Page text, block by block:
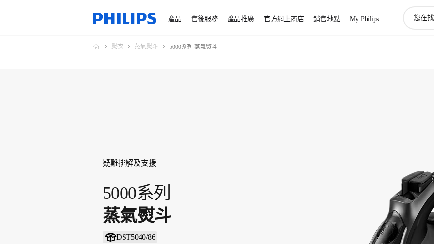
產品 售後服務 產品推廣 官方網上商店 銷售地點 My Philips
熨衣 蒸氣熨斗 5000系列 蒸氣熨斗
疑難排解及支援
5000系列
蒸氣熨斗
DST5040/86